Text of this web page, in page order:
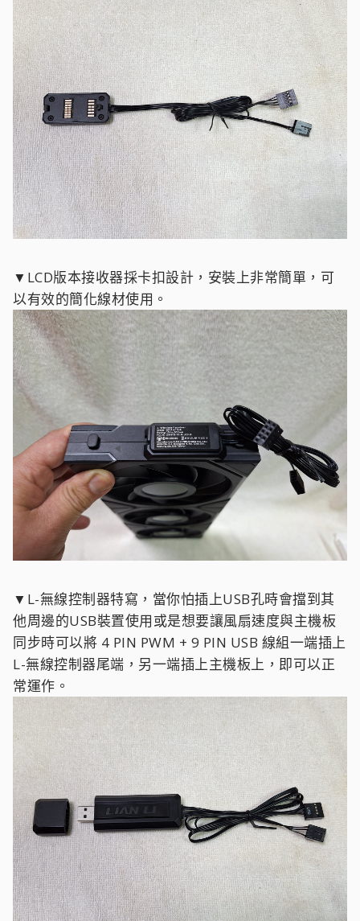
▼LCD版本接收器採卡扣設計，安裝上非常簡單，可
以有效的簡化線材使用。
▼L-無線控制器特寫，當你怕插上USB孔時會擋到其
他周邊的USB裝置使用或是想要讓風扇速度與主機板
同步時可以將 4 PIN PWM + 9 PIN USB 線組一端插上
L-無線控制器尾端，另一端插上主機板上，即可以正
常運作。